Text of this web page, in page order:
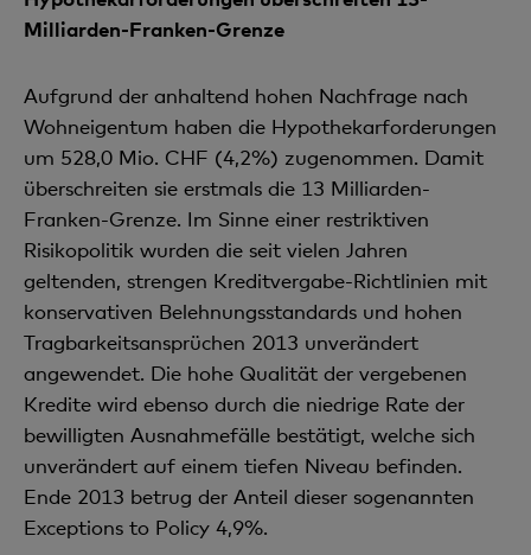
Milliarden-Franken-Grenze
Aufgrund der anhaltend hohen Nachfrage nach
Wohneigentum haben die Hypothekarforderungen
um 528,0 Mio. CHF (4,2%) zugenommen. Damit
überschreiten sie erstmals die 13 Milliarden-
Franken-Grenze. Im Sinne einer restriktiven
Risikopolitik wurden die seit vielen Jahren
geltenden, strengen Kreditvergabe-Richtlinien mit
konservativen Belehnungsstandards und hohen
Tragbarkeitsansprüchen 2013 unverändert
angewendet. Die hohe Qualität der vergebenen
Kredite wird ebenso durch die niedrige Rate der
bewilligten Ausnahmefälle bestätigt, welche sich
unverändert auf einem tiefen Niveau befinden.
Ende 2013 betrug der Anteil dieser sogenannten
Exceptions to Policy 4,9%.